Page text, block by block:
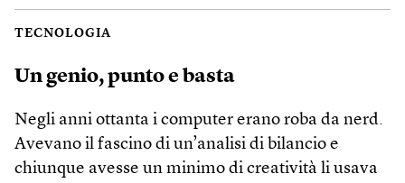
TECNOLOGIA
Un genio, punto e basta
Negli anni ottanta i computer erano roba da nerd.
Avevano il fascino di un’analisi di bilancio e
chiunque avesse un minimo di creatività li usava